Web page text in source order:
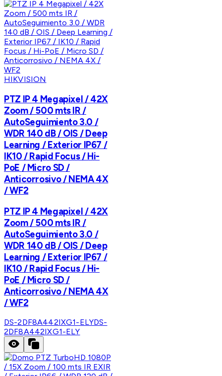
HIKVISION
PTZ IP 4 Megapixel / 42X
Zoom / 500 mts IR /
AutoSeguimiento 3.0 /
WDR 140 dB / OIS / Deep
Learning / Exterior IP67 /
IK10 / Rapid Focus / Hi-
PoE / Micro SD /
Anticorrosivo / NEMA 4X
/ WF2
PTZ IP 4 Megapixel / 42X
Zoom / 500 mts IR /
AutoSeguimiento 3.0 /
WDR 140 dB / OIS / Deep
Learning / Exterior IP67 /
IK10 / Rapid Focus / Hi-
PoE / Micro SD /
Anticorrosivo / NEMA 4X
/ WF2
DS-2DF8A442IXG1-ELYDS-
2DF8A442IXG1-ELY